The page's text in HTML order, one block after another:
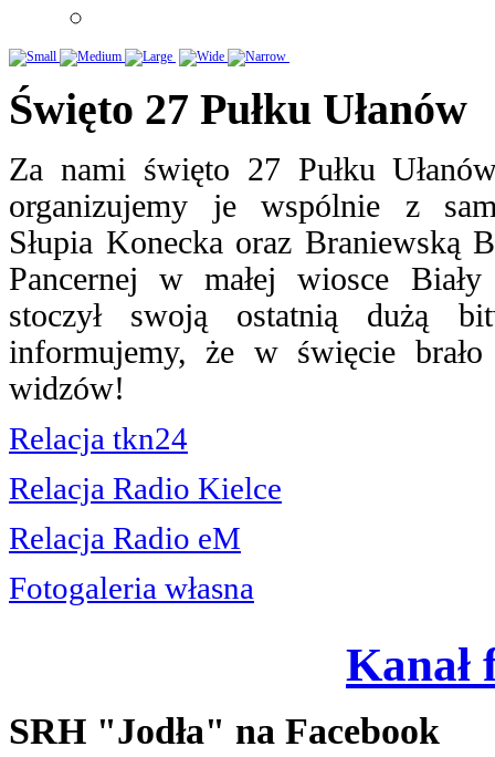
Święto 27 Pułku Ułanów
Za nami święto 27 Pułku
organizujemy je wspólnie z
Słupia Konecka oraz Braniewską
Pancernej w małej wiosce
stoczył swoją ostatnią dużą
informujemy, że w święcie
widzów!
Relacja tkn24
Relacja Radio Kielce
Relacja Radio eM
Fotogaleria własna
SRH "Jodła" na Facebook